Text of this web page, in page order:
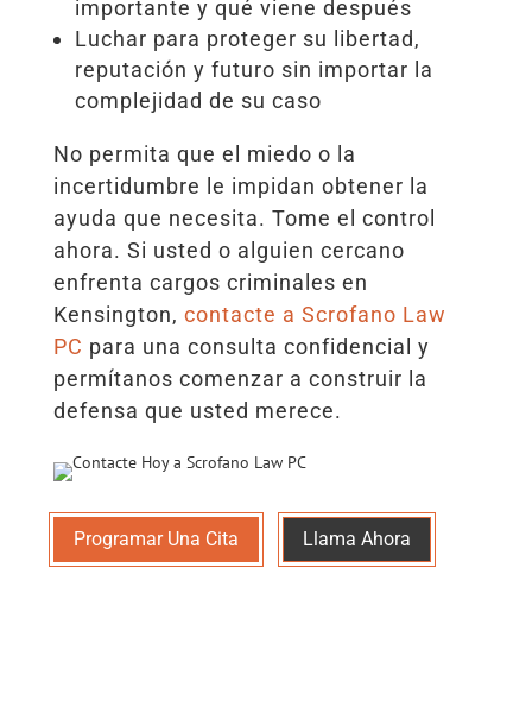
importante y qué viene después
Luchar para proteger su libertad,
reputación y futuro sin importar la
complejidad de su caso
No permita que el miedo o la
incertidumbre le impidan obtener la
ayuda que necesita. Tome el control
ahora. Si usted o alguien cercano
enfrenta cargos criminales en
Kensington, contacte a Scrofano Law
PC para una consulta confidencial y
permítanos comenzar a construir la
defensa que usted merece.
Programar Una Cita Llama Ahora